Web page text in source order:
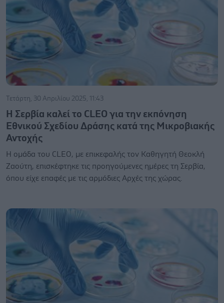
Τετάρτη, 30 Απριλίου 2025, 11:43
Η Σερβία καλεί το CLEO για την εκπόνηση
Εθνικού Σχεδίου Δράσης κατά της Μικροβιακής
Αντοχής
Η ομάδα του CLEO, με επικεφαλής τον Καθηγητή Θεοκλή
Ζαούτη, επισκέφτηκε τις προηγούμενες ημέρες τη Σερβία,
όπου είχε επαφές με τις αρμόδιες Αρχές της χώρας.